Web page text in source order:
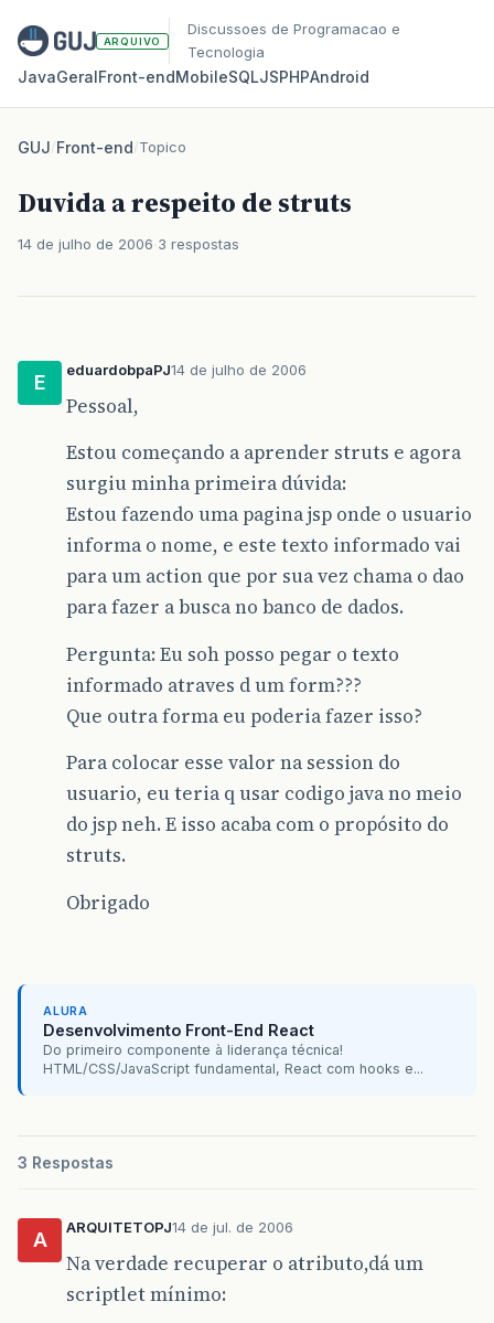
ARQUIVO
Discussoes de Programacao e
Tecnologia
JavaGeralFront‑endMobileSQLJSPHPAndroid
GUJ/Front-end/Topico
Duvida a respeito de struts
14 de julho de 2006 3 respostas
E
eduardobpaPJ14 de julho de 2006
Pessoal,
Estou começando a aprender struts e agora
surgiu minha primeira dúvida:
Estou fazendo uma pagina jsp onde o usuario
informa o nome, e este texto informado vai
para um action que por sua vez chama o dao
para fazer a busca no banco de dados.
Pergunta: Eu soh posso pegar o texto
informado atraves d um form???
Que outra forma eu poderia fazer isso?
Para colocar esse valor na session do
usuario, eu teria q usar codigo java no meio
do jsp neh. E isso acaba com o propósito do
struts.
Obrigado
ALURA
Desenvolvimento Front-End React
Do primeiro componente à liderança técnica!
HTML/CSS/JavaScript fundamental, React com hooks e...
3 Respostas
A
ARQUITETOPJ14 de jul. de 2006
Na verdade recuperar o atributo,dá um
scriptlet mínimo: